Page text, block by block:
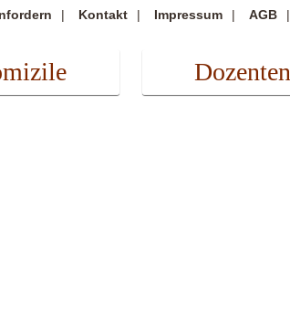
Kontakt Impressum AGB
Dozenten